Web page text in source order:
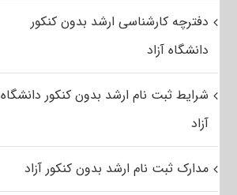
دفترچه کارشناسی ارشد بدون کنکور
دانشگاه آزاد
شرایط ثبت نام ارشد بدون کنکور دانشگاه
آزاد
مدارک ثبت نام ارشد بدون کنکور آزاد